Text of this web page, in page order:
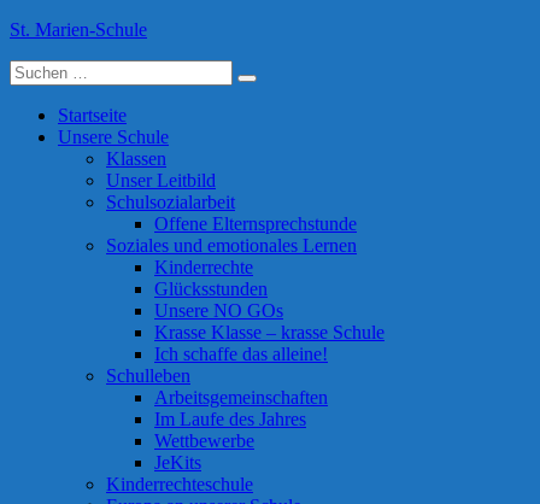
Skip
content
St. Marien-Schule
Katholische Grundschule in Moers
Suche
nach:
Startseite
Unsere Schule
Klassen
Unser Leitbild
Schulsozialarbeit
Offene Elternsprechstunde
Soziales und emotionales Lernen
Kinderrechte
Glücksstunden
Unsere NO GOs
Krasse Klasse – krasse Schule
Ich schaffe das alleine!
Schulleben
Arbeitsgemeinschaften
Im Laufe des Jahres
Wettbewerbe
JeKits
Kinderrechteschule